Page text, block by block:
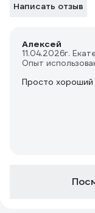
Написать отзыв
Алексей
11.04.2026г.
Опыт
Просто хороший